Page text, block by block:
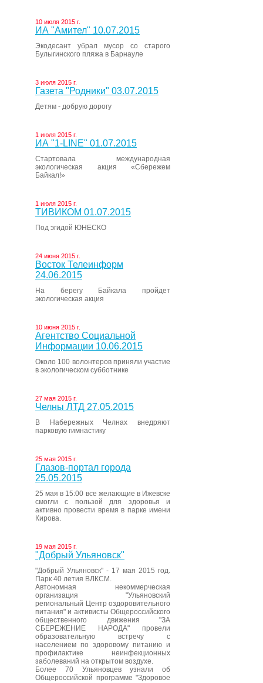
10 июля 2015 г.
ИА "Амител" 10.07.2015
Экодесант убрал мусор со старого
Булыгинского пляжа в Барнауле
3 июля 2015 г.
Газета "Родники" 03.07.2015
Детям - добрую дорогу
1 июля 2015 г.
ИА "1-LINE" 01.07.2015
Стартовала международная
экологическая акция «Сбережем
Байкал!»
1 июля 2015 г.
ТИВИКОМ 01.07.2015
Под эгидой ЮНЕСКО
24 июня 2015 г.
Восток Телеинформ
24.06.2015
На берегу Байкала пройдет
экологическая акция
10 июня 2015 г.
Агентство Социальной
Информации 10.06.2015
Около 100 волонтеров приняли участие
в экологическом субботнике
27 мая 2015 г.
Челны ЛТД 27.05.2015
В Набережных Челнах внедряют
парковую гимнастику
25 мая 2015 г.
Глазов-портал города
25.05.2015
25 мая в 15:00 все желающие в Ижевске
смогли с пользой для здоровья и
активно провести время в парке имени
Кирова.
19 мая 2015 г.
"Добрый Ульяновск"
"Добрый Ульяновск" - 17 мая 2015 год.
Парк 40 летия ВЛКСМ.
Автономная некоммерческая
организация "Ульяновский
региональный Центр оздоровительного
питания" и активисты Общероссийского
общественного движения "ЗА
СБЕРЕЖЕНИЕ НАРОДА" провели
образовательную встречу с
населением по здоровому питанию и
профилактике неинфекционных
заболеваний на открытом воздухе.
Более 70 Ульяновцев узнали об
Общероссийской программе "Здоровое